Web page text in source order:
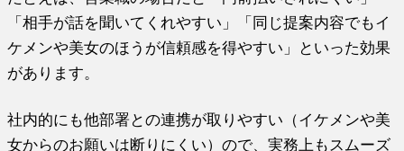
「相手が話を聞いてくれやすい」「同じ提案内容でもイ
ケメンや美女のほうが信頼感を得やすい」といった効果
があります。
社内的にも他部署との連携が取りやすい（イケメンや美
女からのお願いは断りにくい）ので、実務上もスムーズ